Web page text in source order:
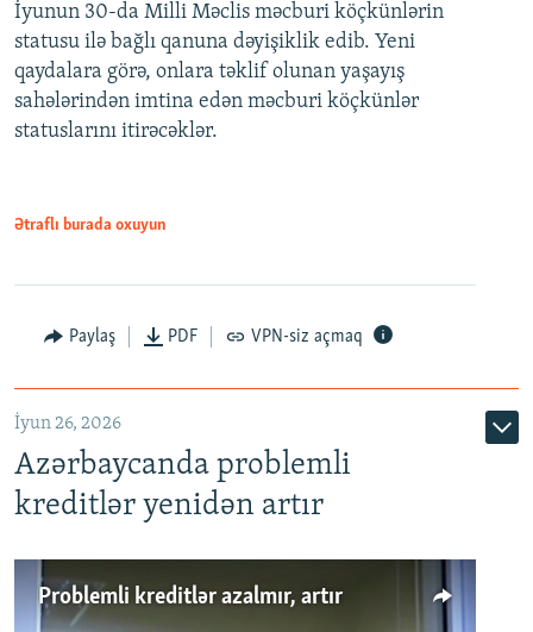
Auto 240p 360p 480p
720p 1080p
360p
480p
720p
İyunun 30-da Milli Məclis məcburi köçkünlərin
statusu ilə bağlı qanuna dəyişiklik edib. Yeni
qaydalara görə, onlara təklif olunan yaşayış
sahələrindən imtina edən məcburi köçkünlər
statuslarını itirəcəklər.
Ətraflı burada oxuyun
Paylaş PDF VPN-siz açmaq
İyun 26, 2026
Azərbaycanda problemli
kreditlər yenidən artır
Problemli kreditlər azalmır, artır